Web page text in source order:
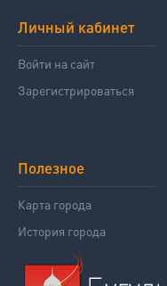
Личный кабинет
Войти на сайт
Зарегистрироваться
Полезное
Карта города
История города